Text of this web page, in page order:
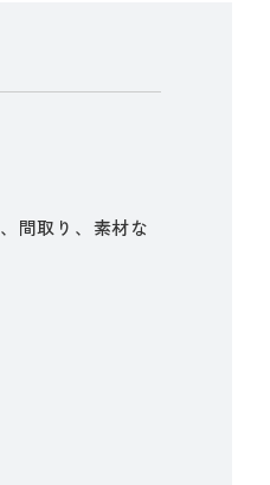
間取り、素材な